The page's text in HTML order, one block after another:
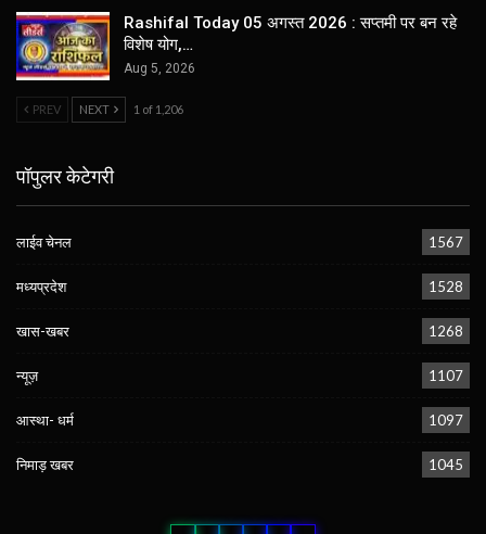
Rashifal Today 05 अगस्त 2026 : सप्तमी पर बन रहे
विशेष योग,…
Aug 5, 2026
PREV NEXT 1 of 1,206
पॉपुलर केटेगरी
लाईव चेनल 1567
मध्यप्रदेश 1528
खास-खबर 1268
न्यूज़ 1107
आस्था- धर्म 1097
निमाड़ खबर 1045